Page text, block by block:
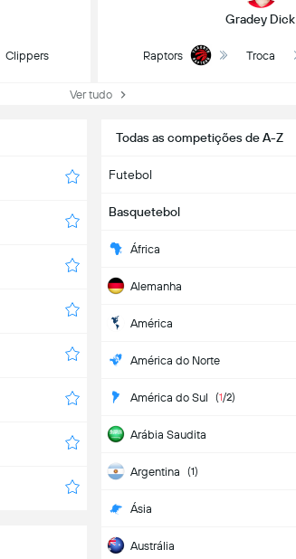
Clippers
Gradey Dick
Raptors Troca
Ver tudo
Todas as competições de A-Z
Futebol
Basquetebol
África
Alemanha
América
América do Norte
América do Sul (1/2)
Arábia Saudita
Argentina (1)
Ásia
Austrália